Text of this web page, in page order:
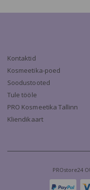
Kontaktid
Kosmeetika-poed
Soodustooted
Tule tööle
PRO Kosmeetika Tallinn
Kliendikaart
PROstore24